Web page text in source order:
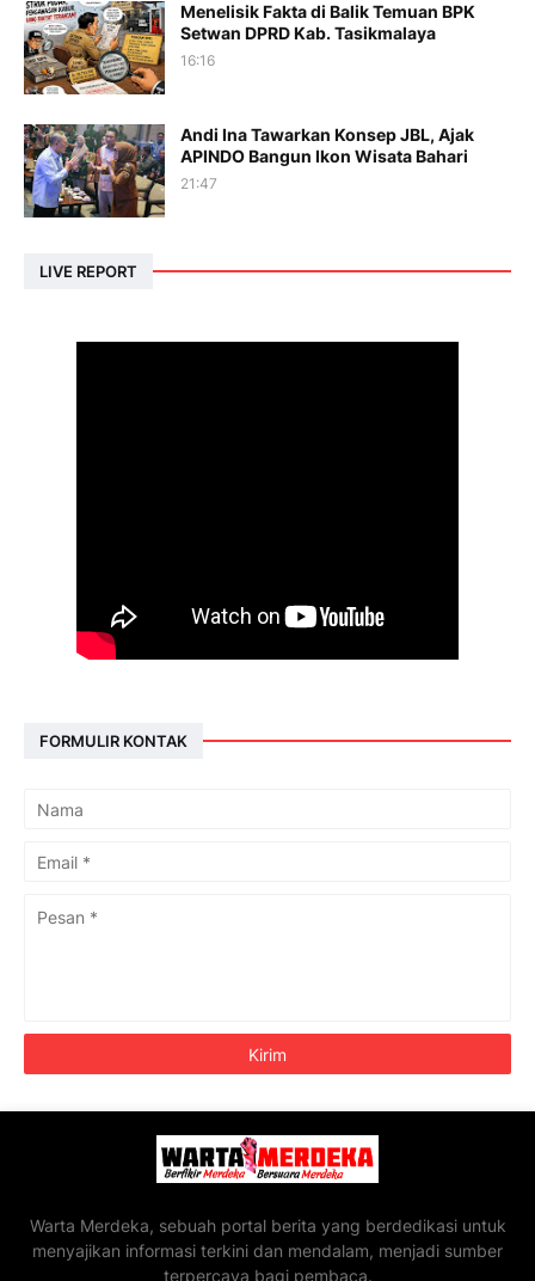
Menelisik Fakta di Balik Temuan BPK
Setwan DPRD Kab. Tasikmalaya
16:16
Andi Ina Tawarkan Konsep JBL, Ajak
APINDO Bangun Ikon Wisata Bahari
21:47
LIVE REPORT
FORMULIR KONTAK
Warta Merdeka, sebuah portal berita yang berdedikasi untuk
menyajikan informasi terkini dan mendalam, menjadi sumber
terpercaya bagi pembaca.